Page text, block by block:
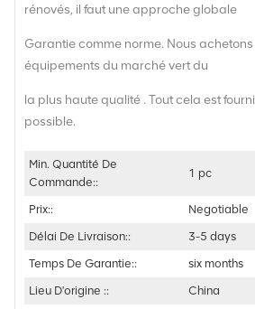
rénovés, il faut une approche globale
Garantie comme norme. Nous
équipements du marché vert du
la plus haute qualité . Tout cela est
possible.
Min. Quantité De
Commande::
1 pc
Prix::
Negotiable
Délai De Livraison::
3-5 days
Temps De Garantie::
six months
Lieu D'origine ::
China